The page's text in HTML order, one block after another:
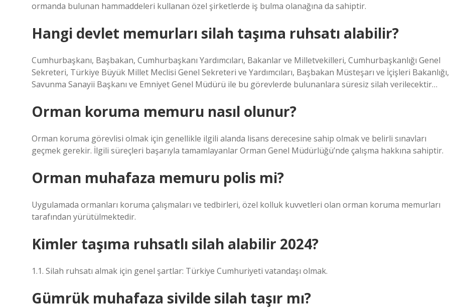
ormanda bulunan hammaddeleri kullanan özel şirketlerde iş bulma olanağına da sahiptir.
Hangi devlet memurları silah taşıma ruhsatı alabilir?
Cumhurbaşkanı, Başbakan, Cumhurbaşkanı Yardımcıları, Bakanlar ve Milletvekilleri, Cumhurbaşkanlığı Genel
Sekreteri, Türkiye Büyük Millet Meclisi Genel Sekreteri ve Yardımcıları, Başbakan Müsteşarı ve İçişleri Bakanlığı,
Savunma Sanayii Başkanı ve Emniyet Genel Müdürü ile bu görevlerde bulunanlara süresiz silah verilecektir…
Orman koruma memuru nasıl olunur?
Orman koruma görevlisi olmak için genellikle ilgili alanda lisans derecesine sahip olmak ve belirli sınavları
geçmek gerekir. İlgili süreçleri başarıyla tamamlayanlar Orman Genel Müdürlüğü’nde çalışma hakkına sahiptir.
Orman muhafaza memuru polis mi?
Uygulamada ormanları koruma çalışmaları ve tedbirleri, özel kolluk kuvvetleri olan orman koruma memurları
tarafından yürütülmektedir.
Kimler taşıma ruhsatlı silah alabilir 2024?
1.1. Silah ruhsatı almak için genel şartlar: Türkiye Cumhuriyeti vatandaşı olmak.
Gümrük muhafaza sivilde silah taşır mı?